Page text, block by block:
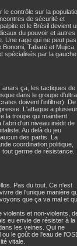
le contrôle sur la
de sécurité et
et le Brésil devient
du pouvoir et autres
Une rage qui ne peut pas
Tabaré et Mujica,
spécialisés par la gauche
ça, les tactiques de
dans le groupe
doivent l'infiltrer). De
L'attaque a
la troupe qui maintient
d'un niveau inédit de
Au delà du jeu
des partis. La
coordination politique,
germe de résistance.
Pas du tout. Ce n'est
de l'unique manière
que ça va mal et
violents et non-violents,
eu envie de résister à la
les veines. Qui ne
le goût de l'eau de
vitale.